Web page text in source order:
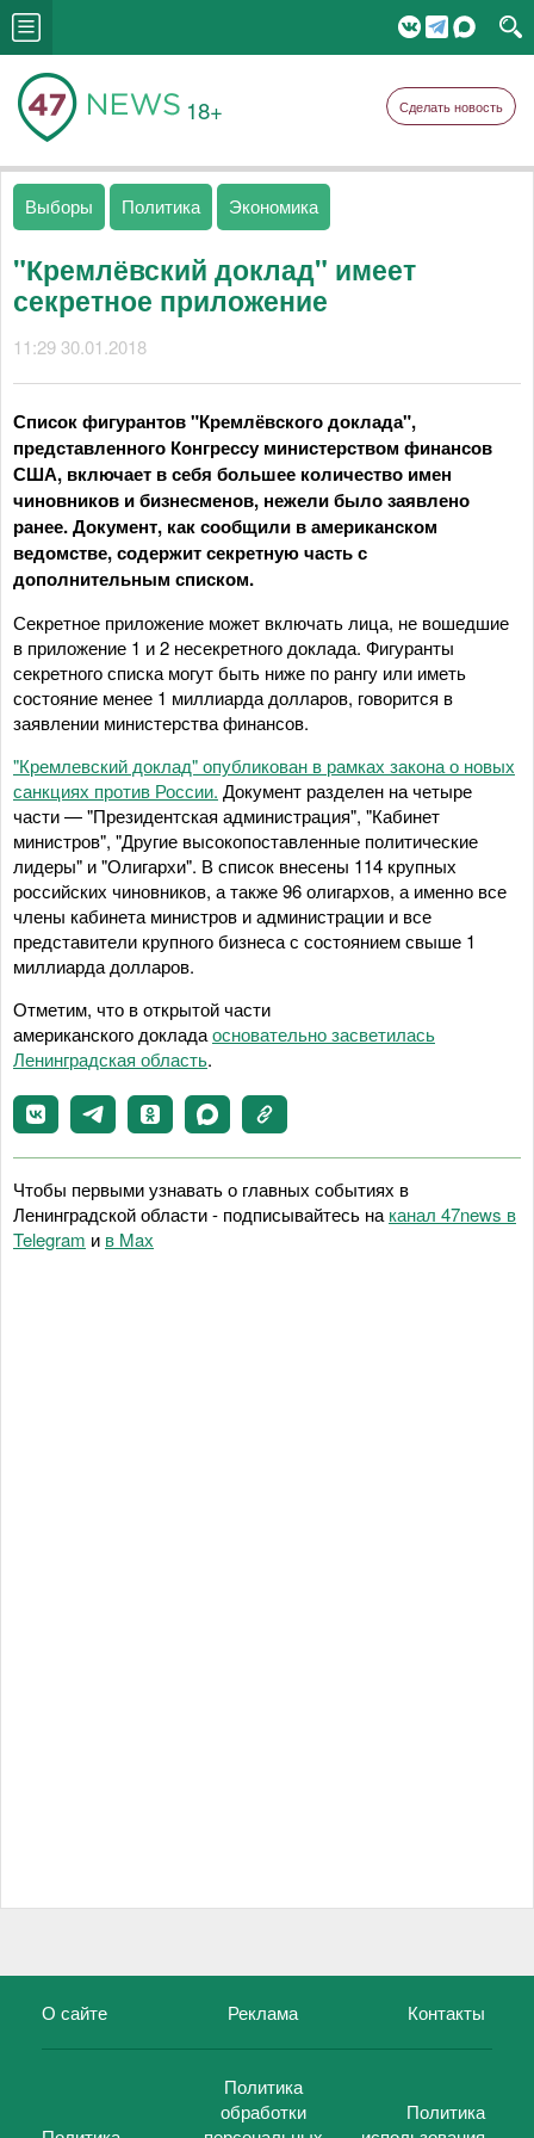
18+ Сделать новость
Выборы Политика Экономика
"Кремлёвский доклад" имеет
секретное приложение
11:29 30.01.2018
Список фигурантов "Кремлёвского доклада",
представленного Конгрессу министерством финансов
США, включает в себя большее количество имен
чиновников и бизнесменов, нежели было заявлено
ранее. Документ, как сообщили в американском
ведомстве, содержит секретную часть с
дополнительным списком.
Секретное приложение может включать лица, не вошедшие
в приложение 1 и 2 несекретного доклада. Фигуранты
секретного списка могут быть ниже по рангу или иметь
состояние менее 1 миллиарда долларов, говорится в
заявлении министерства финансов.
"Кремлевский доклад" опубликован в рамках закона о новых
санкциях против России. Документ разделен на четыре
части — "Президентская администрация", "Кабинет
министров", "Другие высокопоставленные политические
лидеры" и "Олигархи". В список внесены 114 крупных
российских чиновников, а также 96 олигархов, а именно все
члены кабинета министров и администрации и все
представители крупного бизнеса с состоянием свыше 1
миллиарда долларов.
Отметим, что в открытой части
американского докладаосновательно засветилась
Ленинградская область.
Чтобы первыми узнавать о главных событиях в
Ленинградской области - подписывайтесь на канал 47news в
Telegram и в Maх
О сайте Реклама Контакты
Политика
обработки
Политика